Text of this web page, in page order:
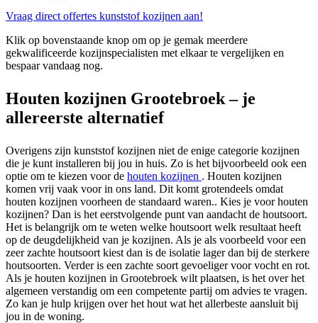
Vraag direct offertes kunststof kozijnen aan!
Klik op bovenstaande knop om op je gemak meerdere
gekwalificeerde kozijnspecialisten met elkaar te vergelijken en
bespaar vandaag nog.
Houten kozijnen Grootebroek – je
allereerste alternatief
Overigens zijn kunststof kozijnen niet de enige categorie kozijnen
die je kunt installeren bij jou in huis. Zo is het bijvoorbeeld ook een
optie om te kiezen voor de houten kozijnen . Houten kozijnen
komen vrij vaak voor in ons land. Dit komt grotendeels omdat
houten kozijnen voorheen de standaard waren.. Kies je voor houten
kozijnen? Dan is het eerstvolgende punt van aandacht de houtsoort.
Het is belangrijk om te weten welke houtsoort welk resultaat heeft
op de deugdelijkheid van je kozijnen. Als je als voorbeeld voor een
zeer zachte houtsoort kiest dan is de isolatie lager dan bij de sterkere
houtsoorten. Verder is een zachte soort gevoeliger voor vocht en rot.
Als je houten kozijnen in Grootebroek wilt plaatsen, is het over het
algemeen verstandig om een competente partij om advies te vragen.
Zo kan je hulp krijgen over het hout wat het allerbeste aansluit bij
jou in de woning.